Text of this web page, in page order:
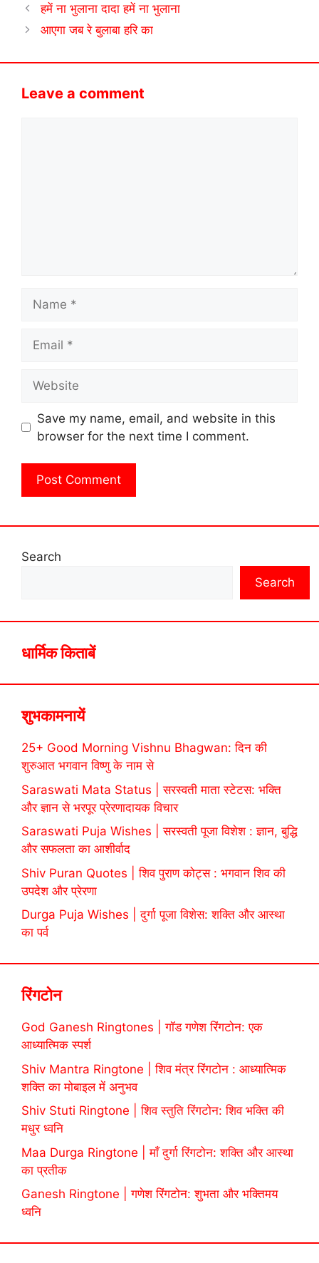
हमें ना भुलाना दादा हमें ना भुलाना
आएगा जब रे बुलाबा हरि का
Leave a comment
Save my name, email, and website in this
browser for the next time I comment.
Search
Search
धार्मिक किताबें
शुभकामनायें
25+ Good Morning Vishnu Bhagwan: दिन की
शुरुआत भगवान विष्णु के नाम से
Saraswati Mata Status | सरस्वती माता स्टेटस: भक्ति
और ज्ञान से भरपूर प्रेरणादायक विचार
Saraswati Puja Wishes | सरस्वती पूजा विशेश : ज्ञान, बुद्धि
और सफलता का आशीर्वाद
Shiv Puran Quotes | शिव पुराण कोट्स : भगवान शिव की
उपदेश और प्रेरणा
Durga Puja Wishes | दुर्गा पूजा विशेस: शक्ति और आस्था
का पर्व
रिंगटोन
God Ganesh Ringtones | गॉड गणेश रिंगटोन: एक
आध्यात्मिक स्पर्श
Shiv Mantra Ringtone | शिव मंत्र रिंगटोन : आध्यात्मिक
शक्ति का मोबाइल में अनुभव
Shiv Stuti Ringtone | शिव स्तुति रिंगटोन: शिव भक्ति की
मधुर ध्वनि
Maa Durga Ringtone | माँ दुर्गा रिंगटोन: शक्ति और आस्था
का प्रतीक
Ganesh Ringtone | गणेश रिंगटोन: शुभता और भक्तिमय
ध्वनि